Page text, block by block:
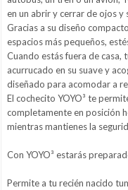
en un abrir y cerrar de ojos y
Gracias a su diseño
espacios más pequeños,
Cuando estás fuera de
acurrucado en su suave y
diseñado para acomodar a
El cochecito YOYO³ te
completamente en posición
mientras mantienes la
Con YOYO³ estarás
Permite a tu recién nacido